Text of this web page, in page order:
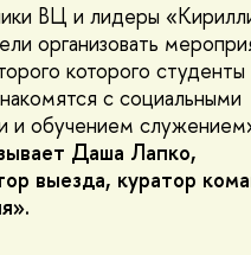
ВЦ и лидеры
организовать
которого студенты
с социальными
и обучением
Даша Лапко,
выезда, куратор